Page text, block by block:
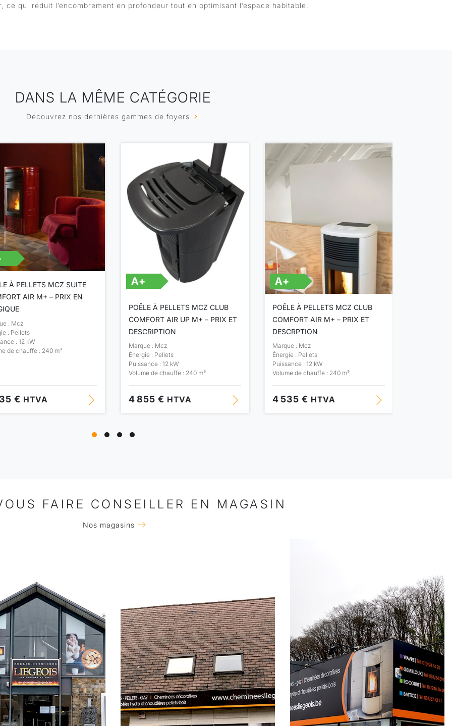
qui réduit l’encombrement en profondeur tout en optimisant l’espace habitable.
DANS LA MÊME CATÉGORIE
Découvrez nos dernières gammes de foyers
À PELLETS MCZ SUITE
AIR M+ – PRIX EN
: Mcz
: Pellets
: 12 kW
de chauffe : 240 m³
€ HTVA
A+
POÊLE À PELLETS MCZ CLUB
COMFORT AIR UP M+ – PRIX ET
DESCRIPTION
Marque : Mcz
Énergie : Pellets
Puissance : 12 kW
Volume de chauffe : 240 m³
4 855 € HTVA
A+
POÊLE À PELLETS MCZ CLUB
COMFORT AIR M+ – PRIX ET
DESCRPTION
Marque : Mcz
Énergie : Pellets
Puissance : 12 kW
Volume de chauffe : 240 m³
4 535 € HTVA
FAIRE CONSEILLER EN MAGASIN
Nos magasins